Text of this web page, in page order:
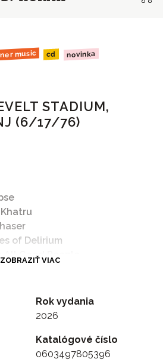
music cd novinka
STADIUM,
(6/17/76)
of Delirium
All Good People
Runaround
of I (Excerpt)
Sunhillow (Excerpt)
ZOBRAZIŤ VIAC
Rok vydania
2026
Katalógové číslo
0603497805396